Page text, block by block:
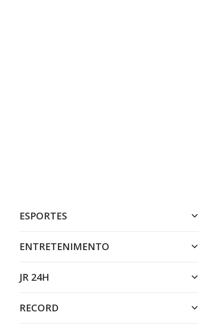
ESPORTES
ENTRETENIMENTO
JR 24H
RECORD